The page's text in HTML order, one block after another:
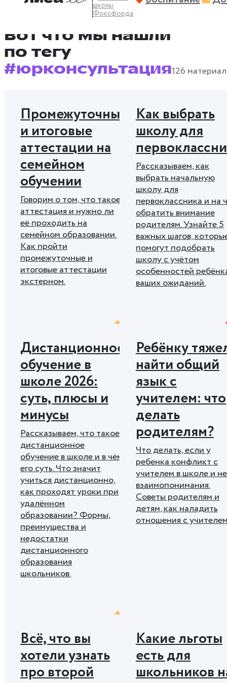
школы
Фоксфорда
#как учиться
#каникулы
#поддержка
#преподаватели о домашнем обучении
#самоорганизация
#социализация
#учиться за границей
#хитрости
#хобби
#юрконсультация
Показать больше тегов
Вот что мы нашли
по тегу
#юрконсультация126
Промежуточные
и итоговые
аттестации на
семейном
обучении
Говорим о том, что такое
аттестация и нужно ли
её проходить на
семейном образовании.
Как пройти
промежуточные и
итоговые аттестации
экстерном.
Как выбрать
школу для
Рассказываем, как
выбрать начальную
школу для
первоклассника и на
обратить внимание
родителям. Узнайте 5
важных шагов,
помогут подобрать
школу с учётом
особенностей
ваших ожиданий.
Дистанционное
обучение в
школе 2026:
суть, плюсы и
минусы
Рассказываем, что такое
дистанционное
обучение в школе и в чём
его суть. Что значит
учиться дистанционно,
как проходят уроки при
удалённом
образовании? Формы,
преимущества и
недостатки
дистанционного
образования
школьников.
Ребёнку
найти общий
язык с
учителем: что
делать
родителям?
Что делать, если у
ребенка конфликт с
учителем в школе и
взаимопонимания.
Советы родителям и
детям, как наладить
отношения с
Всё, что вы
хотели узнать
про второй
Какие льготы
есть для
школьников